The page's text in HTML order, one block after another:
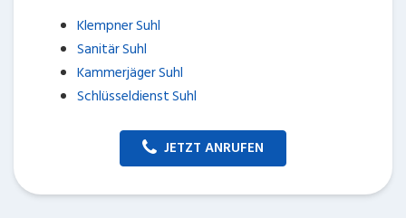
Klempner Suhl
Sanitär Suhl
Kammerjäger Suhl
Schlüsseldienst Suhl
JETZT ANRUFEN